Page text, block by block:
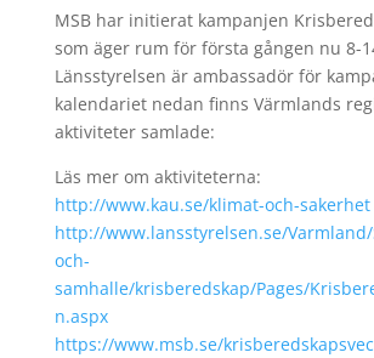
MSB har initierat kampanjen
som äger rum för första gången nu 8-
Länsstyrelsen är ambassadör för
kalendariet nedan finns Värmlands
aktiviteter samlade:
Läs mer om aktiviteterna:
http://www.kau.se/klimat-och-sakerhet
http://www.lansstyrelsen.se/
och-
samhalle/krisberedskap/Pages/
n.aspx
https://www.msb.se/